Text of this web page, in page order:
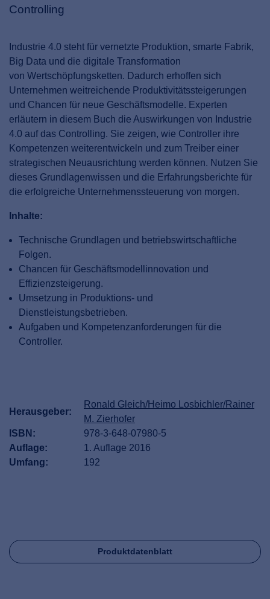
Controlling
Industrie 4.0 steht für vernetzte Produktion, smarte Fabrik,
Big Data und die digitale Transformation
von Wertschöpfungsketten. Dadurch erhoffen sich
Unternehmen weitreichende Produktivitätssteigerungen
und Chancen für neue Geschäftsmodelle. Experten
erläutern in diesem Buch die Auswirkungen von Industrie
4.0 auf das Controlling. Sie zeigen, wie Controller ihre
Kompetenzen weiterentwickeln und zum Treiber einer
strategischen Neuausrichtung werden können. Nutzen Sie
dieses Grundlagenwissen und die Erfahrungsberichte für
die erfolgreiche Unternehmenssteuerung von morgen.
Inhalte:
Technische Grundlagen und betriebswirtschaftliche
Folgen.
Chancen für Geschäftsmodellinnovation und
Effizienzsteigerung.
Umsetzung in Produktions- und
Dienstleistungsbetrieben.
Aufgaben und Kompetenzanforderungen für die
Controller.
Herausgeber:
Ronald Gleich/Heimo Losbichler/Rainer
M. Zierhofer
ISBN:
978-3-648-07980-5
Auflage:
1. Auflage 2016
Umfang:
192
Produktdatenblatt